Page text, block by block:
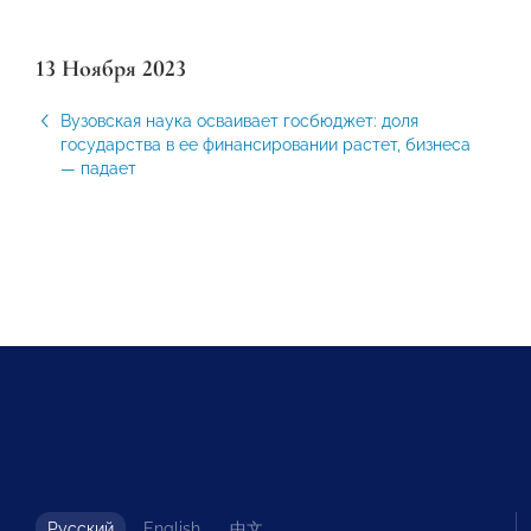
13 Ноября 2023
Вузовская наука осваивает госбюджет: доля
государства в ее финансировании растет, бизнеса
— падает